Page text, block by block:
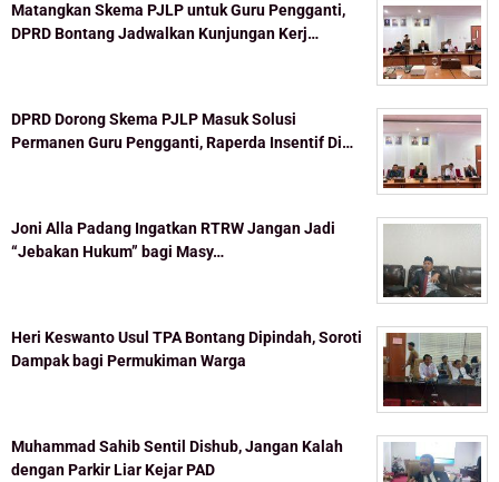
Matangkan Skema PJLP untuk Guru Pengganti,
DPRD Bontang Jadwalkan Kunjungan Kerj…
DPRD Dorong Skema PJLP Masuk Solusi
Permanen Guru Pengganti, Raperda Insentif Di…
Joni Alla Padang Ingatkan RTRW Jangan Jadi
“Jebakan Hukum” bagi Masy…
Heri Keswanto Usul TPA Bontang Dipindah, Soroti
Dampak bagi Permukiman Warga
Muhammad Sahib Sentil Dishub, Jangan Kalah
dengan Parkir Liar Kejar PAD